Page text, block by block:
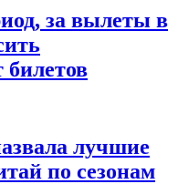
за вылеты в
лучшие
по сезонам